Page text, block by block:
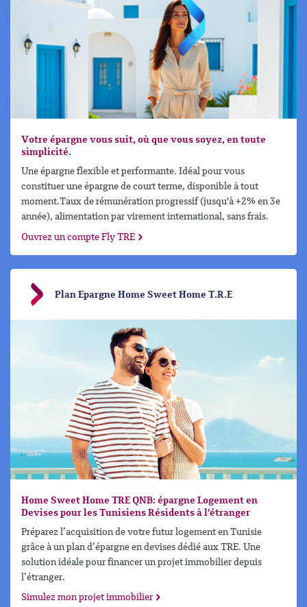
Votre épargne vous suit, où que vous soyez, en toute
simplicité.
Une épargne flexible et performante. Idéal pour vous
constituer une épargne de court terme, disponible à tout
moment.Taux de rémunération progressif (jusqu'à +2% en 3e
année), alimentation par virement international, sans frais.
Ouvrez un compte Fly TRE
Plan Epargne Home Sweet Home T.R.E
Home Sweet Home TRE QNB: épargne Logement en
Devises pour les Tunisiens Résidents à l'étranger
Préparez l’acquisition de votre futur logement en Tunisie
grâce à un plan d’épargne en devises dédié aux TRE. Une
solution idéale pour financer un projet immobilier depuis
l’étranger.
Simulez mon projet immobilier